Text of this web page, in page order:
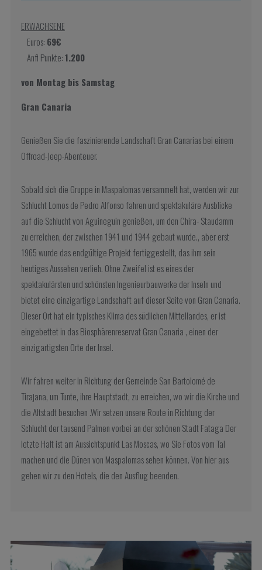
ERWACHSENE
Euros: 69€
Anfi Punkte:1.200
von Montag bis Samstag
Gran Canaria
Genießen Sie die faszinierende Landschaft Gran Canarias bei einem
Offroad-Jeep-Abenteuer.
Sobald sich die Gruppe in Maspalomas versammelt hat, werden wir zur
Schlucht Lomos de Pedro Alfonso fahren und spektakuläre Ausblicke
auf die Schlucht von Aguineguin genießen, um den Chira- Staudamm
zu erreichen, der zwischen 1941 und 1944 gebaut wurde., aber erst
1965 wurde das endgültige Projekt fertiggestellt, das ihm sein
heutiges Aussehen verlieh. Ohne Zweifel ist es eines der
spektakulärsten und schönsten Ingenieurbauwerke der Inseln und
bietet eine einzigartige Landschaft auf dieser Seite von Gran Canaria.
Dieser Ort hat ein typisches Klima des südlichen Mittellandes, er ist
eingebettet in das Biosphärenreservat Gran Canaria , einen der
einzigartigsten Orte der Insel.
Wir fahren weiter in Richtung der Gemeinde San Bartolomé de
Tirajana, um Tunte, ihre Hauptstadt, zu erreichen, wo wir die Kirche und
die Altstadt besuchen .Wir setzen unsere Route in Richtung der
Schlucht der tausend Palmen vorbei an der schönen Stadt Fataga Der
letzte Halt ist am Aussichtspunkt Las Moscas, wo Sie Fotos vom Tal
machen und die Dünen von Maspalomas sehen können. Von hier aus
gehen wir zu den Hotels, die den Ausflug beenden.